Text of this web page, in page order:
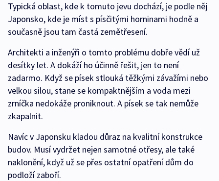
Typická oblast, kde k tomuto jevu dochází, je podle něj
Japonsko, kde je míst s písčitými horninami hodně a
současně jsou tam častá zemětřesení.
Architekti a inženýři o tomto problému dobře vědí už
desítky let. A dokáží ho účinně řešit, jen to není
zadarmo. Když se písek stlouká těžkými závažími nebo
velkou silou, stane se kompaktnějším a voda mezi
zrníčka nedokáže proniknout. A písek se tak nemůže
zkapalnit.
Navíc v Japonsku kladou důraz na kvalitní konstrukce
budov. Musí vydržet nejen samotné otřesy, ale také
naklonění, když už se přes ostatní opatření dům do
podloží zaboří.